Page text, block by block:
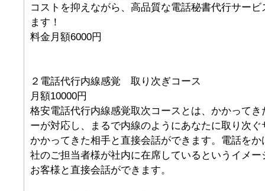
コストを抑えながら、高品質な電話秘書代行サー
ます！
料金月額6000円
２電話代行内線感覚 取り次ぎコース
月額10000円
格安電話代行内線感覚取次コースとは、かかって
ーが対応し、まるで内線のようにあなたに取り次
かかってきた相手と直接会話ができます。電話を
社のご担当者様が社内に在席しているというイメー
お客様と直接会話ができます。